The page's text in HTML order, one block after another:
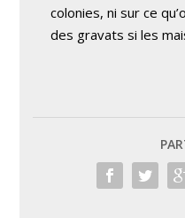
colonies, ni sur ce
des gravats si les